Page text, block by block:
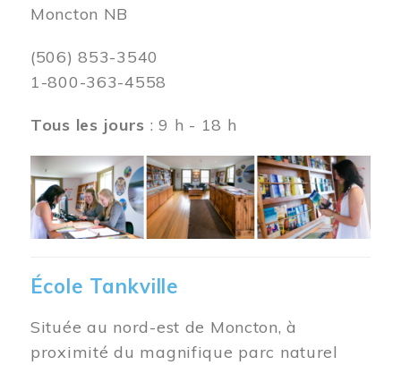
Moncton NB
(506) 853-3540
1-800-363-4558
Tous les jours : 9 h - 18 h
Image
École Tankville
Située au nord-est de Moncton, à
proximité du magnifique parc naturel